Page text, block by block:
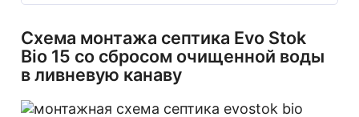
Схема монтажа септика Evo Stok
Bio 15 со сбросом очищенной воды
в ливневую канаву